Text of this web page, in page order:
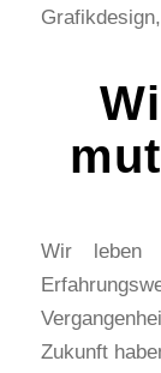
Wir leben
Zukunft